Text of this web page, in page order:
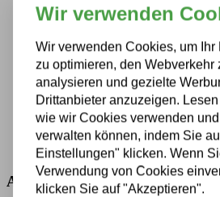
AusgedehnteDachgärten
Wir verwenden
Wir verwenden Cookies, um
zu optimieren, den Webverkehr
analysieren und gezielte
Drittanbieter anzuzeigen.
wie wir Cookies verwenden
verwalten können, indem Sie
Einstellungen" klicken. Wenn
Verwendung von Cookies
klicken Sie auf "Akzeptieren".